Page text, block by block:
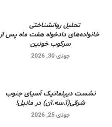
تحلیل روانشناختی
خانواده‌های دادخواه هفت ماه پس از
سرکوب خونین
جولای 30, 2026
نشست دیپلماتیک آسیای جنوب
شرقی‌(آ.سه.آن) در مانیل!
جولای 25, 2026